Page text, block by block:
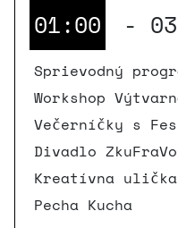
01:00
-
Sprievodný
Workshop
Večerníčky s
Divadlo
Kreatívna ulička
Pecha Kucha